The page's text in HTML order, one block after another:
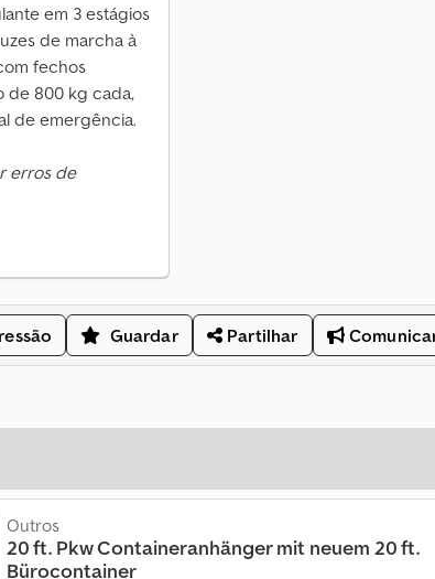
em 3 estágios
de marcha à
fechos
de 800 kg cada,
de emergência.
erros de
Guardar Partilhar
Outros
20 ft. Pkw Containeranhänger mit neuem 20 ft.
Bürocontainer